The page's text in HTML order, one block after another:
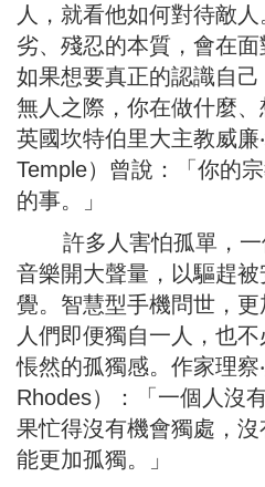
人，就看他如何對待敵
劣、殘忍的本質，會在面
如果想要真正的認識自
無人之際，你在做什麼
英國坎特伯里大主教威廉
Temple）曾說：「你的
的事。」
許多人害怕孤單，一
音樂開大聲量，以驅趕
覺。智慧型手機問世，
人們即便獨自一人，也
悵然的孤獨感。作家理察
Rhodes）：「一個人沒
果忙得沒有機會獨處，
能更加孤獨。」